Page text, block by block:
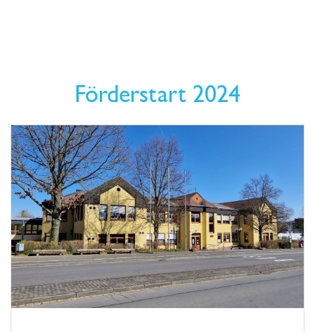
Förderstart 2024